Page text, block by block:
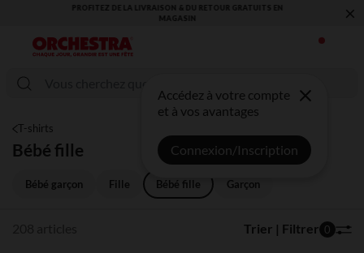
VOUS ALLEZ ADORER LA RENTRÉE ! DÉCOUVREZ LA NOUVELLE
COLLECTION !
×
Accédez à votre compte
et à vos avantages
Connexion/Inscription
T-shirts
Bébé fille
Bébé garçon Fille Bébé fille Garçon
Trier | Filtrer 0